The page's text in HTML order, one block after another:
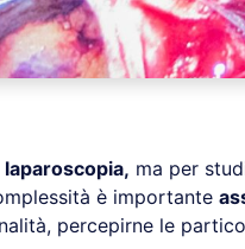
laparoscopia, ma per
è importante
percepirne le